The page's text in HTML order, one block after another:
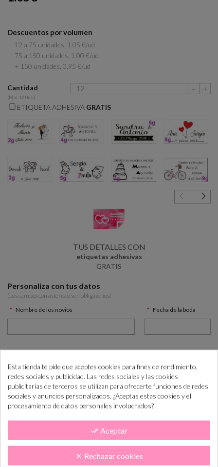
Descuentos por volumen
12 a 75 unidades, 1.05 €/ud
75 a 150 unidades, 1.00 €/ud
+ 150 unidades, 0.95 €/ud
Cantidad
(Min. 12 Uds.)
ETIQUETA ADHESIVA GRATIS
TUS DETALLES CON
etiquetas adhesivas
GRATIS
Personaliza con tus datos
(Los campos con asterísco son obligatorios)
Nombre de los novios
Fecha de la boda
 AÑADIR AL CARRITO
¿Cómo COMPRAR PASO a PASO?
“Si las necesitas antes consúltanos para ayudarte”
Esta tienda te pide que aceptes cookies para fines de rendimiento,
redes sociales y publicidad. Las redes sociales y las cookies
publicitarias de terceros se utilizan para ofrecerte funciones de redes
sociales y anuncios personalizados. ¿Aceptas estas cookies y el
procesamiento de datos personales involucrados?
done_all Aceptar
clear Rechazar cookies